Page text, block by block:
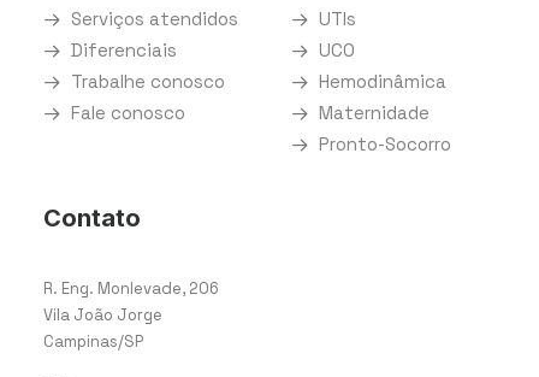
Serviços atendidos
Diferenciais
Trabalhe conosco
Fale conosco
UTIs
UCO
Hemodinâmica
Maternidade
Pronto-Socorro
Contato
R. Eng. Monlevade, 206
Vila João Jorge
Campinas/SP